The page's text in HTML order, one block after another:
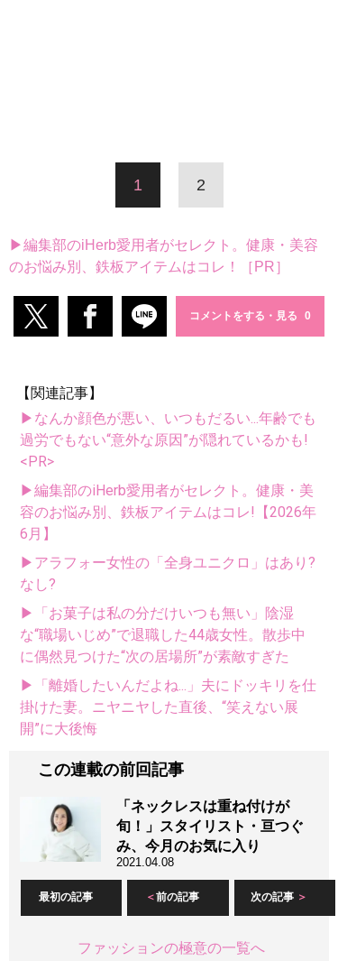
1 2
▶編集部のiHerb愛用者がセレクト。健康・美容
のお悩み別、鉄板アイテムはコレ！［PR］
コメントをする・見る
【関連記事】
▶なんか顔色が悪い、いつもだるい...年齢でも
過労でもない“意外な原因”が隠れているかも!
<PR>
▶編集部のiHerb愛用者がセレクト。健康・美
容のお悩み別、鉄板アイテムはコレ!【2026年
6月】
▶アラフォー女性の「全身ユニクロ」はあり?
なし?
▶「お菓子は私の分だけいつも無い」陰湿
な“職場いじめ”で退職した44歳女性。散歩中
に偶然見つけた“次の居場所”が素敵すぎた
▶「離婚したいんだよね...」夫にドッキリを仕
掛けた妻。ニヤニヤした直後、“笑えない展
開”に大後悔
この連載の前回記事
「ネックレスは重ね付けが
旬！」スタイリスト・亘つぐ
み、今月のお気に入り
2021.04.08
最初の記事 前の記事 次の記事
ファッションの極意の一覧へ